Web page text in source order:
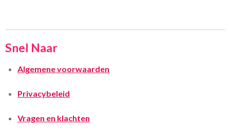
Snel Naar
Algemene voorwaarden
Privacybeleid
Vragen en klachten